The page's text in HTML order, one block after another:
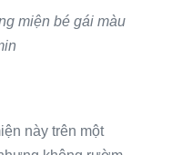
miện bé gái màu
này trên một